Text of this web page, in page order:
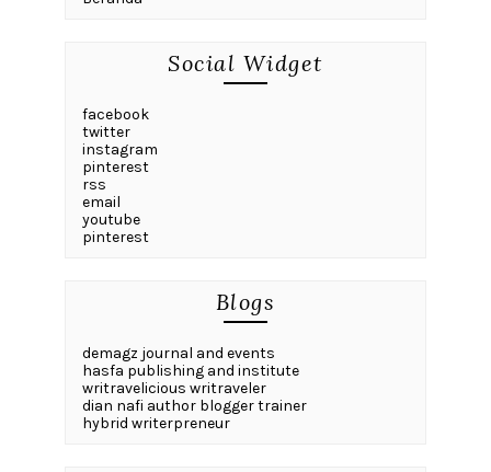
Social Widget
facebook
twitter
instagram
pinterest
rss
email
youtube
pinterest
Blogs
demagz journal and events
hasfa publishing and institute
writravelicious writraveler
dian nafi author blogger trainer
hybrid writerpreneur